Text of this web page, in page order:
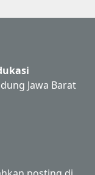
Jawa Barat